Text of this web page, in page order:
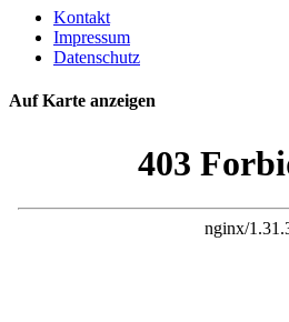
Kontakt
Impressum
Datenschutz
Auf Karte anzeigen